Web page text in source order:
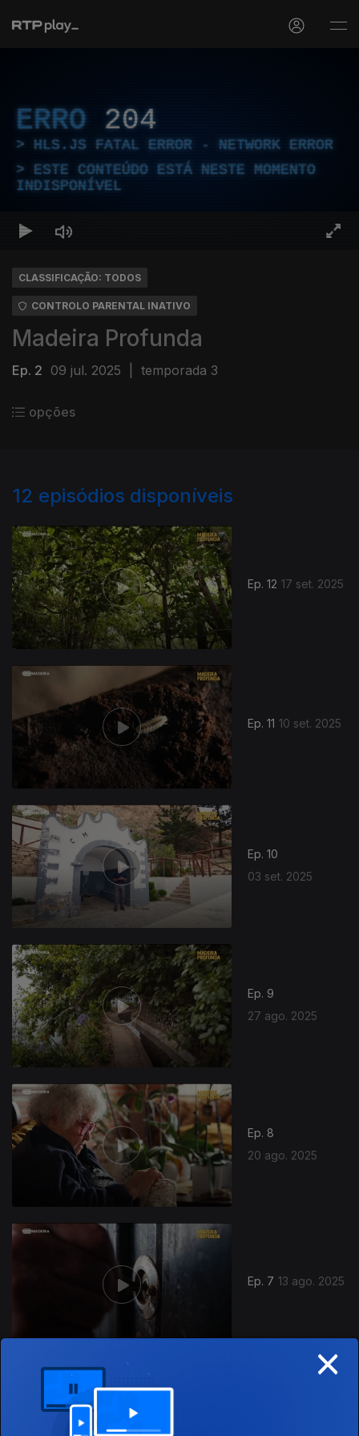
ERRO 204
HLS.JS FATAL ERROR - NETWORK ERROR
ESTE CONTEÚDO ESTÁ NESTE MOMENTO
INDISPONÍVEL
CLASSIFICAÇÃO: TODOS
CONTROLO PARENTAL INATIVO
Madeira Profunda
Ep. 2 09 jul. 2025 temporada 3
opções
12 episódios disponíveis
Ep. 12 17 set. 2025
Ep. 11 10 set. 2025
Ep. 10
03 set. 2025
Ep. 9
27 ago. 2025
Ep. 8
20 ago. 2025
Ep. 7 13 ago. 2025
×